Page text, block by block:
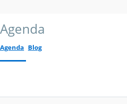
Agenda
Agenda Blog